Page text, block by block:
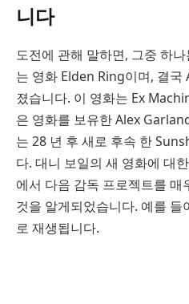
니다
도전에 관해 말하면, 그중 하
는 영화 Elden Ring이며, 결국
졌습니다. 이 영화는 Ex
은 영화를 보유한 Alex
는 28 년 후 새로 후속 한
다. 대니 보일의 새 영화에 대
에서 다음 감독 프로젝트를
것을 알게되었습니다. 예를
로 재생됩니다.